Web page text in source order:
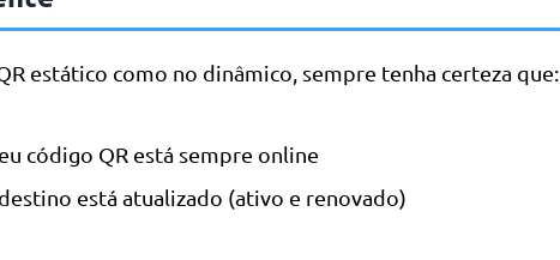
estático como no dinâmico, sempre tenha certeza que:
código QR está sempre online
está atualizado (ativo e renovado)